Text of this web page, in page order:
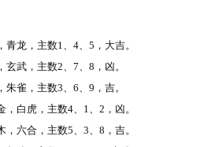
青龙，主数1、4、5， 大吉。
玄武，主数2、7、8，凶。
朱雀，主数3、6、9，吉。
，白虎，主数4、1、2，凶。
，六合，主数5、3、8，吉。